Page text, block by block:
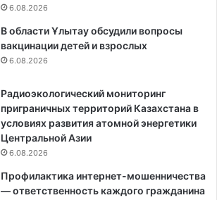
6.08.2026
В области Ұлытау обсудили вопросы
вакцинации детей и взрослых
6.08.2026
Радиоэкологический мониторинг
приграничных территорий Казахстана в
условиях развития атомной энергетики
Центральной Азии
6.08.2026
Профилактика интернет-мошенничества
— ответственность каждого гражданина